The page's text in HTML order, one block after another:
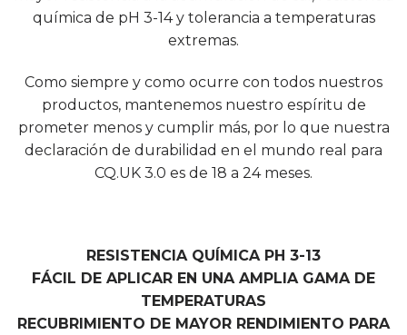
química de pH 3-14 y tolerancia a temperaturas
extremas.
Como siempre y como ocurre con todos nuestros
productos, mantenemos nuestro espíritu de
prometer menos y cumplir más, por lo que nuestra
declaración de durabilidad en el mundo real para
CQ.UK 3.0 es de 18 a 24 meses.
RESISTENCIA QUÍMICA PH 3-13
FÁCIL DE APLICAR EN UNA AMPLIA GAMA DE
TEMPERATURAS
RECUBRIMIENTO DE MAYOR RENDIMIENTO PARA